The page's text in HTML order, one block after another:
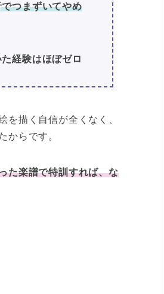
つまずいてやめ
経験はほぼゼロ
を描く自信が全くなく、
からです。
た楽譜で特訓すれば、な